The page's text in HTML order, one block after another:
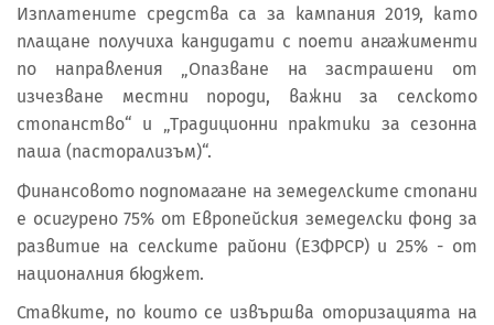
Изплатените средства са за кампания 2019, като
плащане получиха кандидати с поети ангажименти
по направления „Опазване на застрашени от
изчезване местни породи, важни за селското
стопанство“ и „Традиционни практики за сезонна
паша (пасторализъм)“.
Финансовото подпомагане на земеделските стопани
е осигурено 75% от Европейския земеделски фонд за
развитие на селските райони (ЕЗФРСР) и 25% - от
националния бюджет.
Ставките, по които се извършва оторизацията на